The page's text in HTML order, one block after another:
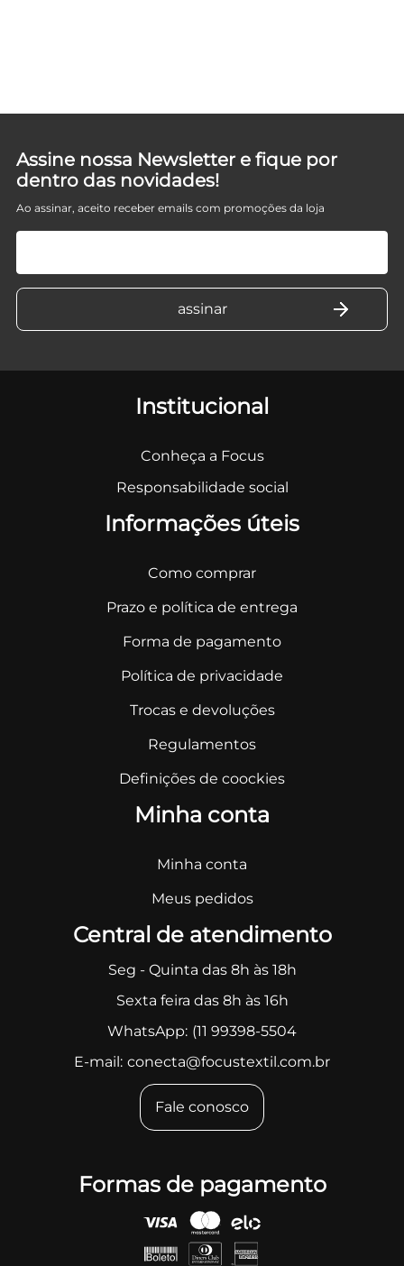
Assine nossa Newsletter e fique por
dentro das novidades!
Ao assinar, aceito receber emails com promoções da loja
Institucional
Conheça a Focus
Responsabilidade social
Informações úteis
Como comprar
Prazo e política de entrega
Forma de pagamento
Política de privacidade
Trocas e devoluções
Regulamentos
Definições de coockies
Minha conta
Minha conta
Meus pedidos
Central de atendimento
Seg - Quinta das 8h às 18h
Sexta feira das 8h às 16h
WhatsApp: (11 99398-5504
E-mail: conecta@focustextil.com.br
Fale conosco
Formas de pagamento